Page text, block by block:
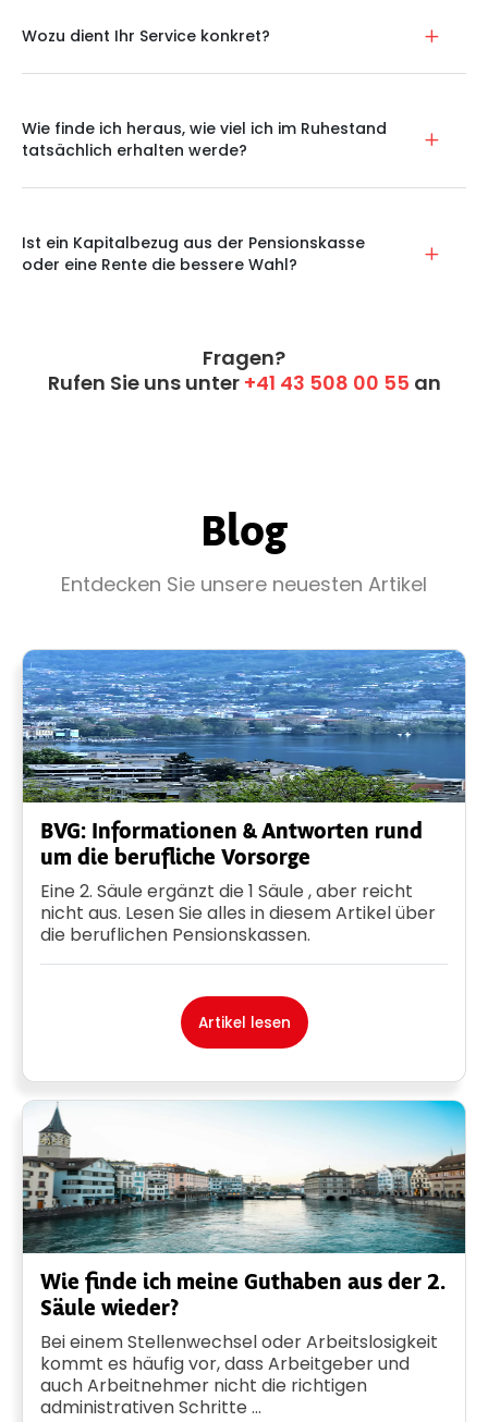
Wozu dient Ihr Service konkret?
Wie finde ich heraus, wie viel ich im Ruhestand
tatsächlich erhalten werde?
Ist ein Kapitalbezug aus der Pensionskasse
oder eine Rente die bessere Wahl?
Fragen?
Rufen Sie uns unter +41 43 508 00 55 an
Blog
Entdecken Sie unsere neuesten Artikel
BVG: Informationen & Antworten rund
um die berufliche Vorsorge
Eine 2. Säule ergänzt die 1 Säule , aber reicht
nicht aus. Lesen Sie alles in diesem Artikel über
die beruflichen Pensionskassen.
Artikel lesen
Wie finde ich meine Guthaben aus der 2.
Säule wieder?
Bei einem Stellenwechsel oder Arbeitslosigkeit
kommt es häufig vor, dass Arbeitgeber und
auch Arbeitnehmer nicht die richtigen
administrativen Schritte ...